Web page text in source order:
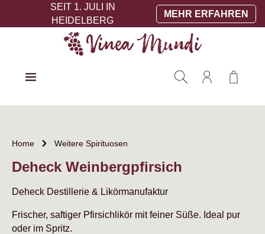
Zum Hauptinhalt springen
SEIT 1. JULI IN
HEIDELBERG
MEHR ERFAHREN
Home Weitere Spirituosen
Deheck Weinbergpfirsich
Deheck Destillerie & Likörmanufaktur
Frischer, saftiger Pfirsichlikör mit feiner Süße. Ideal pur
oder im Spritz.